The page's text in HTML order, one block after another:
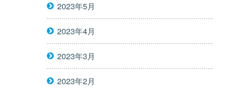
2023年5月
2023年4月
2023年3月
2023年2月